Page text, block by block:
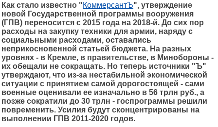
Как стало известно "КоммерсантЪ", утверждение
новой Государственной программы вооружения
(ГПВ) переносится с 2015 года на 2018-й. До сих пор
расходы на закупку техники для армии, наряду с
социальными расходами, оставались
неприкосновенной статьей бюджета. На разных
уровнях - в Кремле, в правительстве, в Минобороны -
их обещали не сокращать. Но теперь источники "Ъ"
утверждают, что из-за нестабильной экономической
ситуации с принятием самой дорогостоящей - сами
военные оценивали ее изначально в 56 трлн руб., а
позже сократили до 30 трлн - госпрограммы решили
повременить. Усилия будут сконцентрированы на
выполнении ГПВ 2011-2020 годов.